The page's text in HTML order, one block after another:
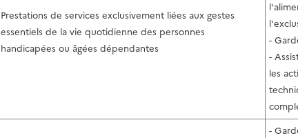
Prestations de services exclusivement liées aux gestes
essentiels de la vie quotidienne des personnes
handicapées ou âgées dépendantes
-
-
les
-